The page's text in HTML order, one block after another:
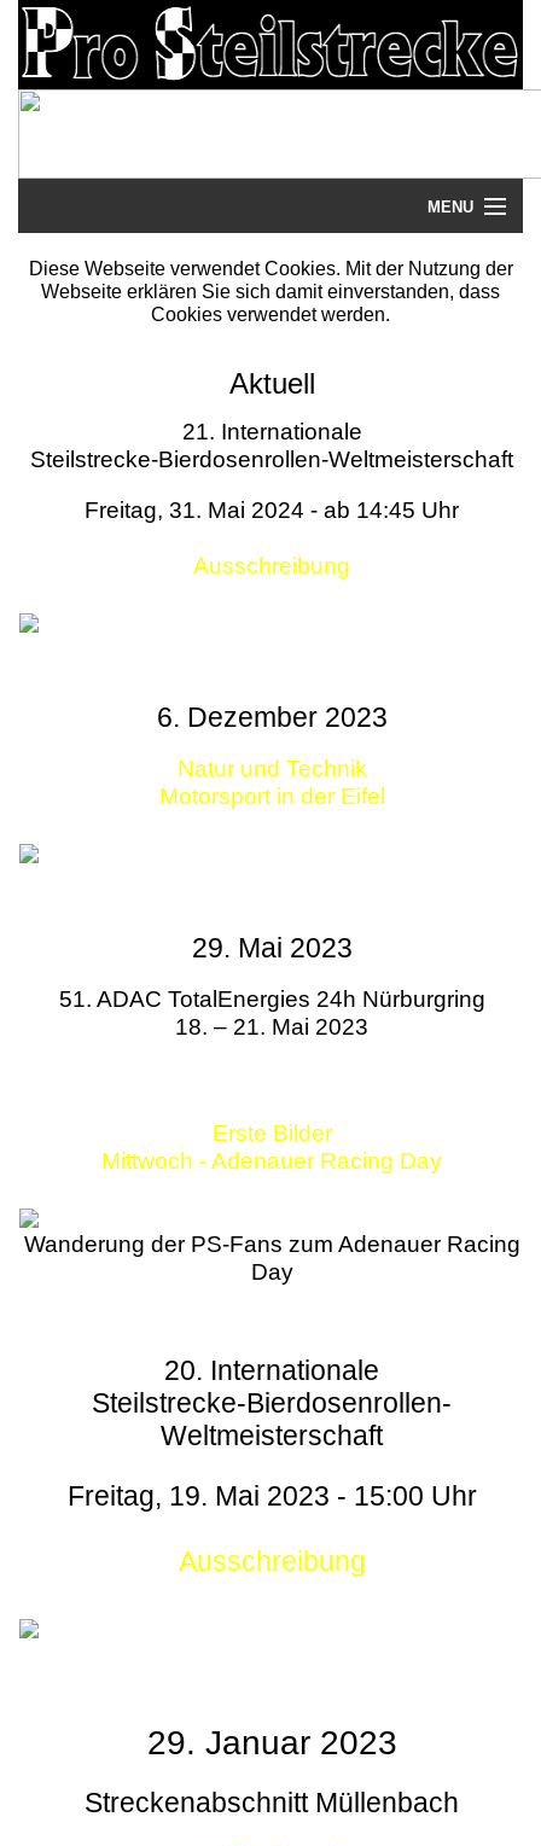
MENU
Startseite
Literatur
Termine
Diese Webseite verwendet Cookies. Mit der Nutzung der
Webseite erklären Sie sich damit einverstanden, dass
Cookies verwendet werden.
Aktuell
21. Internationale
Steilstrecke-Bierdosenrollen-Weltmeisterschaft
Freitag, 31. Mai 2024 - ab 14:45 Uhr
Ausschreibung
6. Dezember 2023
Natur und Technik
Motorsport in der Eifel
29. Mai 2023
51. ADAC TotalEnergies 24h Nürburgring
18. – 21. Mai 2023
Erste Bilder
Mittwoch - Adenauer Racing Day
Wanderung der PS-Fans zum Adenauer Racing
Day
20. Internationale
Steilstrecke-Bierdosenrollen-
Weltmeisterschaft
Freitag, 19. Mai 2023 - 15:00 Uhr
Ausschreibung
29. Januar 2023
Streckenabschnitt Müllenbach